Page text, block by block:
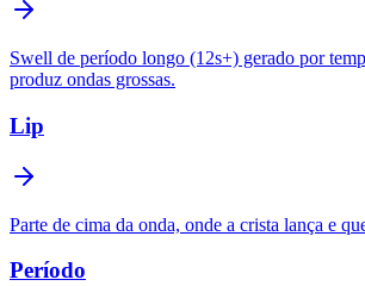
Swell de período longo (12s+) gerado por
produz ondas grossas.
Lip
Parte de cima da onda, onde a crista lança e
Período